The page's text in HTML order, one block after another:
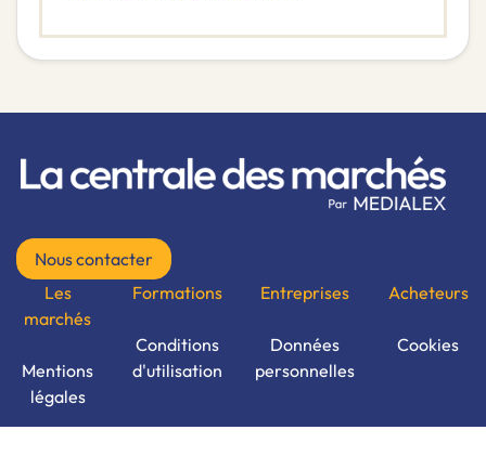
Nous contacter
Les
marchés
Mentions
légales
Formations
Conditions
d'utilisation
Entreprises
Données
personnelles
Acheteurs
Cookies